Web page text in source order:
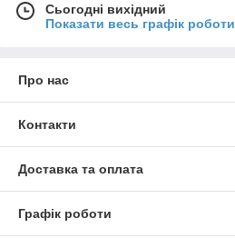
Сьогодні вихідний
Показати весь графік роботи
Про нас
Контакти
Доставка та оплата
Графік роботи